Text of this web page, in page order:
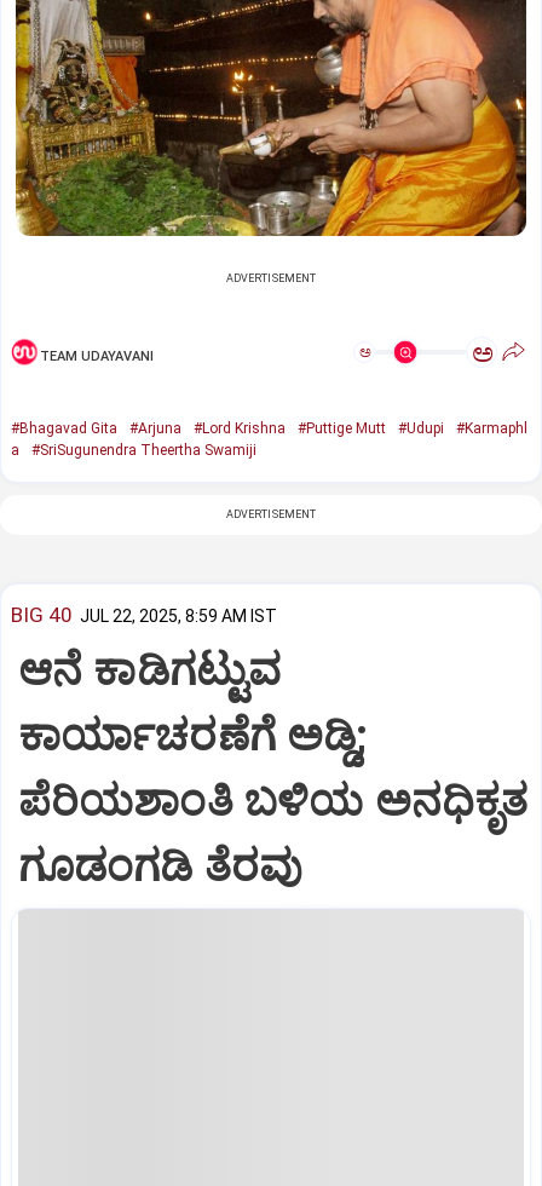
ADVERTISEMENT
TEAM UDAYAVANI ಅ ಅ
#Bhagavad Gita #Arjuna #Lord Krishna #Puttige Mutt #Udupi
#Karmaphl
a
#SriSugunendra Theertha Swamiji
ADVERTISEMENT
BIG 40 JUL 22, 2025, 8:59 AM IST
ಆನೆ ಕಾಡಿಗಟ್ಟುವ
ಕಾರ್ಯಾಚರಣೆಗೆ ಅಡ್ಡಿ;
ಪೆರಿಯಶಾಂತಿ ಬಳಿಯ ಅನಧಿಕೃತ
ಗೂಡಂಗಡಿ ತೆರವು